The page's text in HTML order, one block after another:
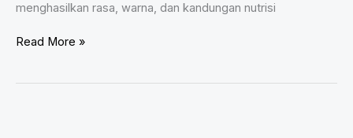
menghasilkan rasa, warna, dan kandungan nutrisi
Benarkah
Read More »